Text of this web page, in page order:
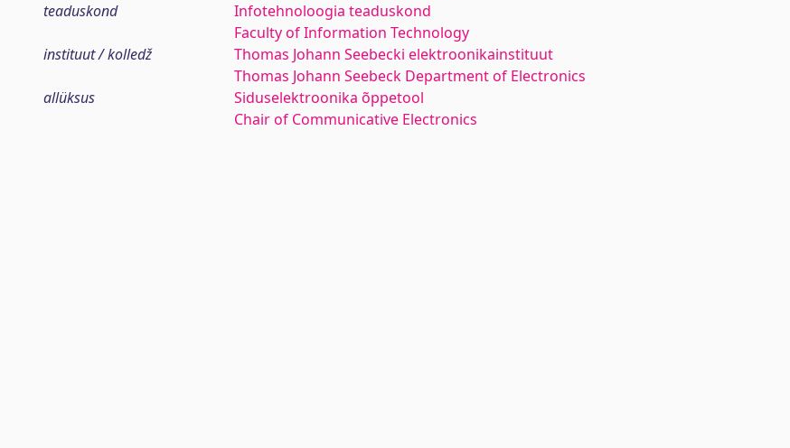
teaduskond
Infotehnoloogia teaduskond
Faculty of Information Technology
instituut / kolledž
Thomas Johann Seebecki elektroonikainstituut
Thomas Johann Seebeck Department of Electronics
allüksus
Siduselektroonika õppetool
Chair of Communicative Electronics